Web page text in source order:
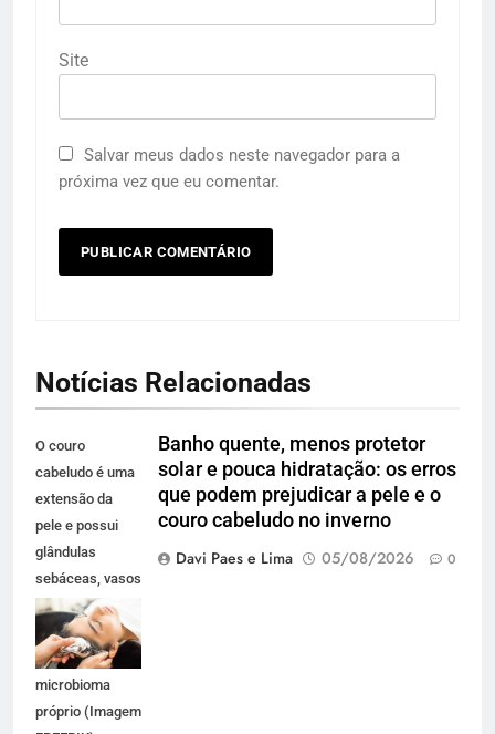
Site
Salvar meus dados neste navegador para a
próxima vez que eu comentar.
Notícias Relacionadas
O couro
cabeludo é uma
extensão da
pele e possui
glândulas
sebáceas, vasos
sanguíneos,
terminações
nervosas e um
microbioma
próprio (Imagem
Banho quente, menos protetor
solar e pouca hidratação: os erros
que podem prejudicar a pele e o
couro cabeludo no inverno
Davi Paes e Lima
05/08/2026 0